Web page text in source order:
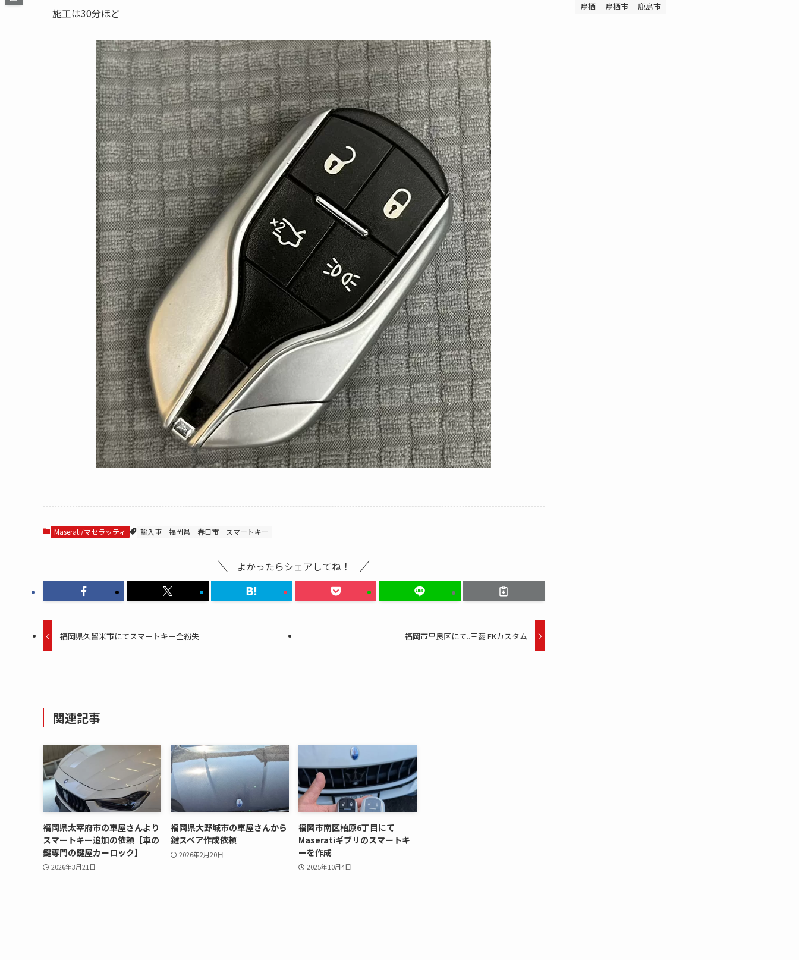
施工は30分ほど
Maserati/マセラッティ 輸入車 福岡県 春日市 スマートキー
よかったらシェアしてね！
福岡県久留米市にてスマートキー全紛失 福岡市早良区にて..三菱 EKカスタム
関連記事
福岡県太宰府市の車屋さんより
スマートキー追加の依頼【車の
鍵専門の鍵屋カーロック】
2026年3月21日
福岡県大野城市の車屋さんから
鍵スペア作成依頼
2026年2月20日
福岡市南区柏原6丁目にて
Maseratiギブリのスマートキ
ーを作成
2025年10月4日
鳥栖
鳥栖市 鹿島市